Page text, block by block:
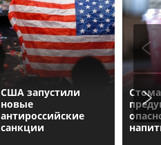
США запустили
новые
антироссийские
санкции